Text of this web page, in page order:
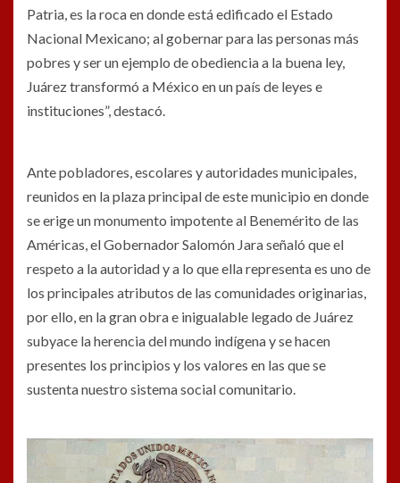
Patria, es la roca en donde está edificado el Estado
Nacional Mexicano; al gobernar para las personas más
pobres y ser un ejemplo de obediencia a la buena ley,
Juárez transformó a México en un país de leyes e
instituciones”, destacó.
Ante pobladores, escolares y autoridades municipales,
reunidos en la plaza principal de este municipio en donde
se erige un monumento impotente al Benemérito de las
Américas, el Gobernador Salomón Jara señaló que el
respeto a la autoridad y a lo que ella representa es uno de
los principales atributos de las comunidades originarias,
por ello, en la gran obra e inigualable legado de Juárez
subyace la herencia del mundo indígena y se hacen
presentes los principios y los valores en las que se
sustenta nuestro sistema social comunitario.